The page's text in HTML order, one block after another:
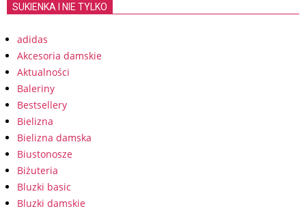
SUKIENKA I NIE TYLKO
adidas
Akcesoria damskie
Aktualności
Baleriny
Bestsellery
Bielizna
Bielizna damska
Biustonosze
Biżuteria
Bluzki basic
Bluzki damskie